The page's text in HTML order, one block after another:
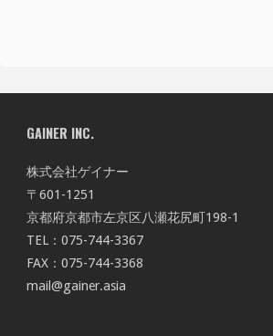
GAINER INC.
株式会社ゲイナー
〒601-1251
京都府京都市左京区八瀬花尻町198-1
TEL：075-744-3367
FAX：075-744-3368
mail@gainer.asia